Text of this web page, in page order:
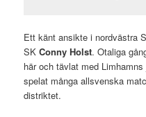
Ett känt ansikte i nordvästra
SKConny Holst. Otaliga
här och tävlat med
spelat många allsvenska
distriktet.